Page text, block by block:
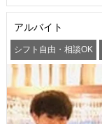
アルバイト
シフト自由・相談OK